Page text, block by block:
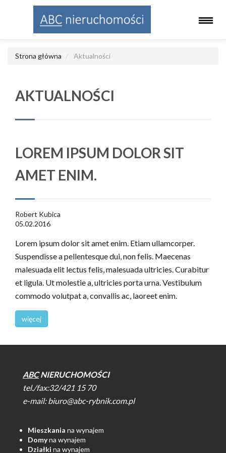
Strona główna Aktualności
AKTUALNOŚCI
LOREM IPSUM DOLOR SIT
AMET ENIM.
Robert Kubica
05.02.2016
Lorem ipsum dolor sit amet enim. Etiam ullamcorper.
Suspendisse a pellentesque dui, non felis. Maecenas
malesuada elit lectus felis, malesuada ultricies. Curabitur
et ligula. Ut molestie a, ultricies porta urna. Vestibulum
commodo volutpat a, convallis ac, laoreet enim.
więcej
ABCNIERUCHOMOŚCI
tel./fax:32/421 15 70
e-mail:biuro@abc-rybnik.com.pl
Mieszkania na wynajem
Domyna wynajem
Działki na wynajem